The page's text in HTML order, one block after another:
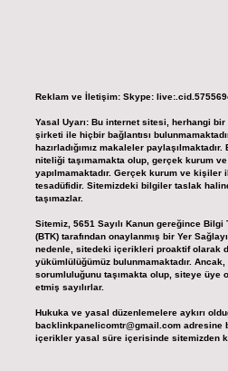
Reklam ve İletişim: Skype:
Yasal Uyarı: Bu internet sitesi, herhangi
şirketi ile hiçbir bağlantısı
hazırladığımız makaleler
niteliği taşımamakta olup, gerçek kurum
yapılmamaktadır. Gerçek kurum ve
tesadüfidir. Sitemizdeki bilgiler taslak
taşımazlar.
Sitemiz, 5651 Sayılı Kanun gereğince
(BTK) tarafından onaylanmış bir Yer
nedenle, sitedeki içerikleri proaktif olarak
yükümlülüğümüz bulunmamaktadır.
sorumluluğunu taşımakta olup, siteye üye
etmiş sayılırlar.
Hukuka ve yasal düzenlemelere aykırı
backlinkpanelicomtr@gmail.comadresine
içerikler yasal süre içerisinde sitemizden